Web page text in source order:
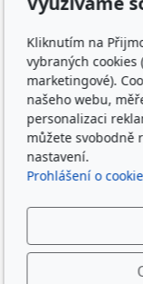
Irish
ON-LINE
Kliknutím na
vybraných
marketingové).
našeho webu,
personalizaci
můžete svobodně
nastavení.
Prohlášení o